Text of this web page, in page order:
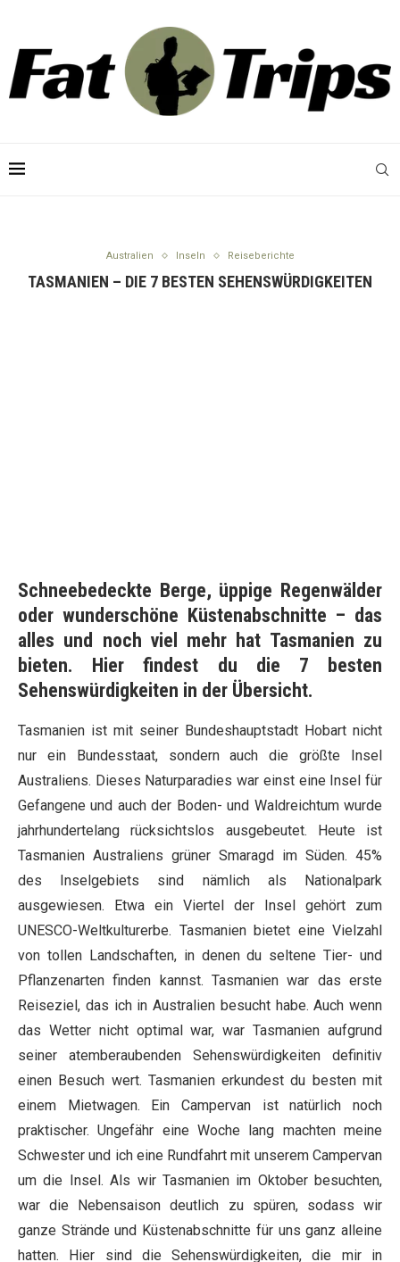
Australien Inseln Reiseberichte
TASMANIEN – DIE 7 BESTEN SEHENSWÜRDIGKEITEN
Schneebedeckte Berge, üppige Regenwälder
oder wunderschöne Küstenabschnitte – das
alles und noch viel mehr hat Tasmanien zu
bieten. Hier findest du die 7 besten
Sehenswürdigkeiten in der Übersicht.
Tasmanien ist mit seiner Bundeshauptstadt Hobart nicht
nur ein Bundesstaat, sondern auch die größte Insel
Australiens. Dieses Naturparadies war einst eine Insel für
Gefangene und auch der Boden- und Waldreichtum wurde
jahrhundertelang rücksichtslos ausgebeutet. Heute ist
Tasmanien Australiens grüner Smaragd im Süden. 45%
des Inselgebiets sind nämlich als Nationalpark
ausgewiesen. Etwa ein Viertel der Insel gehört zum
UNESCO-Weltkulturerbe. Tasmanien bietet eine Vielzahl
von tollen Landschaften, in denen du seltene Tier- und
Pflanzenarten finden kannst. Tasmanien war das erste
Reiseziel, das ich in Australien besucht habe. Auch wenn
das Wetter nicht optimal war, war Tasmanien aufgrund
seiner atemberaubenden Sehenswürdigkeiten definitiv
einen Besuch wert. Tasmanien erkundest du besten mit
einem Mietwagen. Ein Campervan ist natürlich noch
praktischer. Ungefähr eine Woche lang machten meine
Schwester und ich eine Rundfahrt mit unserem Campervan
um die Insel. Als wir Tasmanien im Oktober besuchten,
war die Nebensaison deutlich zu spüren, sodass wir
ganze Strände und Küstenabschnitte für uns ganz alleine
hatten. Hier sind die Sehenswürdigkeiten, die mir in